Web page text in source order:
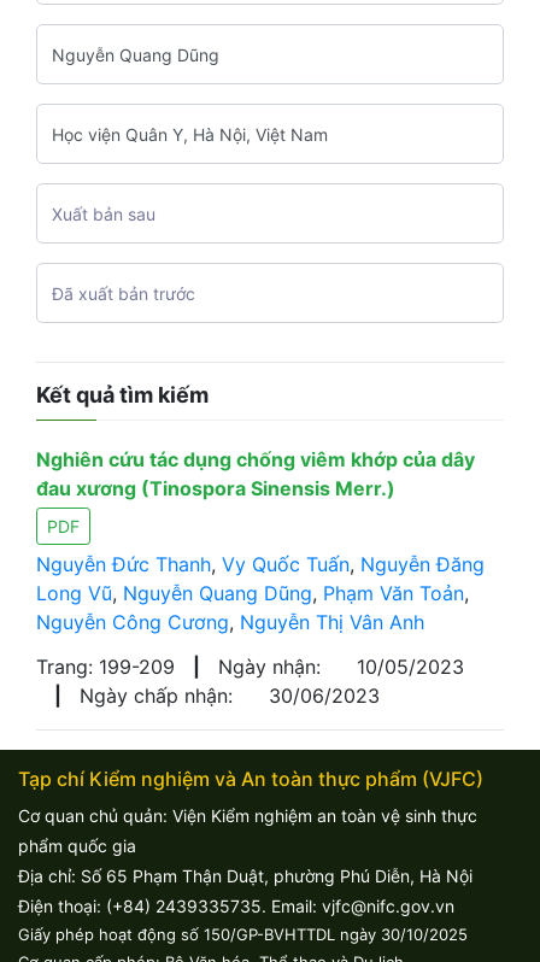
Kết quả tìm kiếm
Nghiên cứu tác dụng chống viêm khớp của dây
đau xương (Tinospora Sinensis Merr.)
PDF
Nguyễn Đức Thanh, Vy Quốc Tuấn, Nguyễn Đăng
Long Vũ, Nguyễn Quang Dũng, Phạm Văn Toản,
Nguyễn Công Cương, Nguyễn Thị Vân Anh
Trang: 199-209
Ngày nhận:
10/05/2023
Ngày chấp nhận: 30/06/2023
Tạp chí Kiểm nghiệm và An toàn thực phẩm (VJFC)
Cơ quan chủ quản: Viện Kiểm nghiệm an toàn vệ sinh thực
phẩm quốc gia
Địa chỉ: Số 65 Phạm Thận Duật, phường Phú Diễn, Hà Nội
Điện thoại: (+84) 2439335735. Email: vjfc@nifc.gov.vn
Giấy phép hoạt động số 150/GP-BVHTTDL ngày 30/10/2025